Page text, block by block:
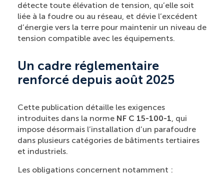
détecte toute élévation de tension, qu’elle soit
liée à la foudre ou au réseau, et dévie l’excédent
d’énergie vers la terre pour maintenir un niveau de
tension compatible avec les équipements.
Un cadre réglementaire
renforcé depuis août 2025
Cette publication détaille les exigences
introduites dans la norme NF C 15-100-1, qui
impose désormais l’installation d’un parafoudre
dans plusieurs catégories de bâtiments tertiaires
et industriels.
Les obligations concernent notamment :